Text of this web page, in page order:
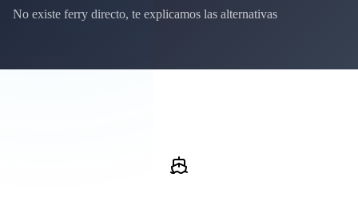
No existe ferry directo, te explicamos las alternativas